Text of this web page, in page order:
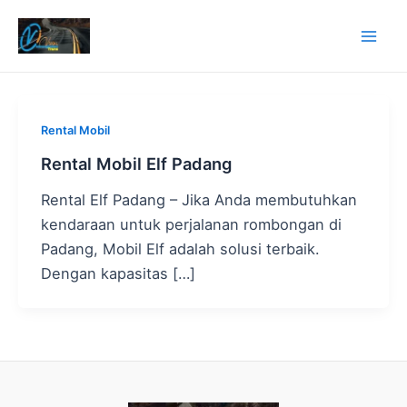
Rental Mobil
Rental Mobil Elf Padang
Rental Elf Padang – Jika Anda membutuhkan
kendaraan untuk perjalanan rombongan di
Padang, Mobil Elf adalah solusi terbaik.
Dengan kapasitas […]